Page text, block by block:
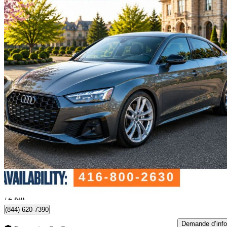
2020 Audi A5 Sportback
quattro Premium Plus 45 TFSI69 500 km
28 990 $ Affaire
509 $/mois env.
Whitby, ON
72 km
(844) 620-7390
Demande d’info